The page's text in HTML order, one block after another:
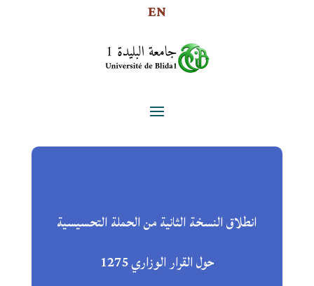
EN
انطلاق النسخة الثانية من الحملة التحسيسية
حول القرار الوزاري 1275